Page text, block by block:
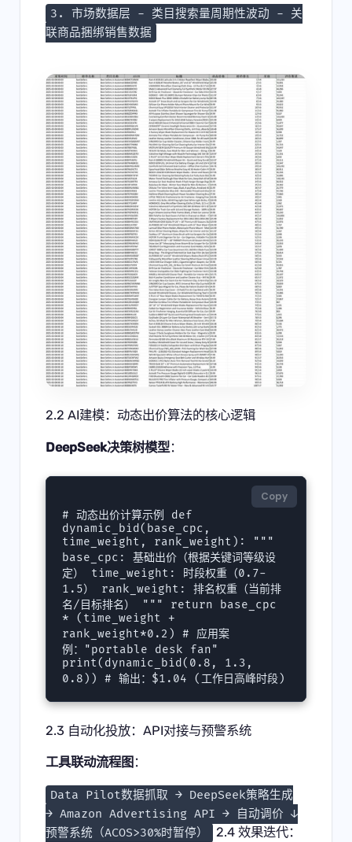
3. 市场数据层 - 类目搜索量周期性波动 - 关
联商品捆绑销售数据
2.2 AI建模：动态出价算法的核心逻辑
DeepSeek决策树模型：
Copy
# 动态出价计算示例 def
dynamic_bid(base_cpc,
time_weight, rank_weight): """
base_cpc: 基础出价（根据关键词等级设
定） time_weight: 时段权重（0.7-
1.5） rank_weight: 排名权重（当前排
名/目标排名） """ return base_cpc
* (time_weight +
rank_weight*0.2) # 应用案
例："portable desk fan"
print(dynamic_bid(0.8, 1.3,
2.3 自动化投放：API对接与预警系统
工具联动流程图 ：
Data Pilot数据抓取 → DeepSeek策略生成
→ Amazon Advertising API → 自动调价 ↓
预警系统（ACOS>30%时暂停）
2.4 效果迭代：